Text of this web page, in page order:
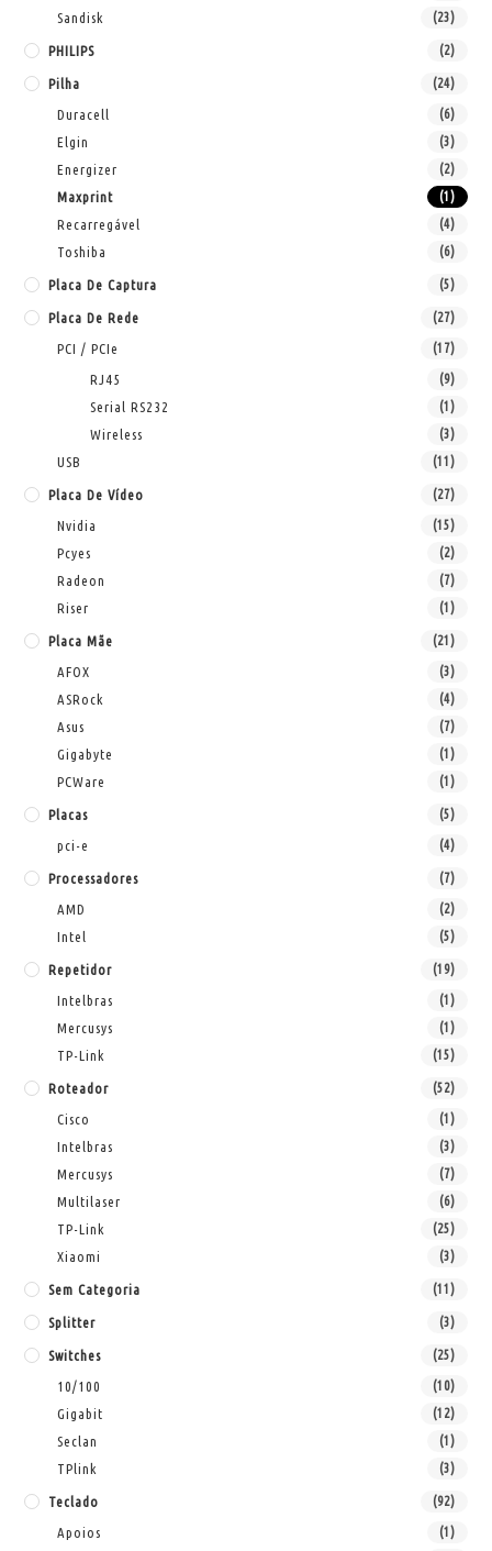
Sandisk (23)
PHILIPS (2)
Pilha (24)
Duracell (6)
Elgin (3)
Energizer (2)
Maxprint (1)
Recarregável (4)
Toshiba (6)
Placa De Captura (5)
Placa De Rede (27)
PCI / PCIe (17)
RJ45 (9)
Serial RS232 (1)
Wireless (3)
USB (11)
Placa De Vídeo (27)
Nvidia (15)
Pcyes (2)
Radeon (7)
Riser (1)
Placa Mãe (21)
AFOX (3)
ASRock (4)
Asus (7)
Gigabyte (1)
PCWare (1)
Placas (5)
pci-e (4)
Processadores (7)
AMD (2)
Intel (5)
Repetidor (19)
Intelbras (1)
Mercusys (1)
TP-Link (15)
Roteador (52)
Cisco (1)
Intelbras (3)
Mercusys (7)
Multilaser (6)
TP-Link (25)
Xiaomi (3)
Sem Categoria (11)
Splitter (3)
Switches (25)
10/100 (10)
Gigabit (12)
Seclan (1)
TPlink (3)
Teclado (92)
Apoios (1)